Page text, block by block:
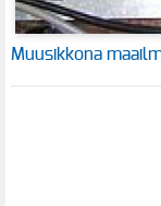
Muusikkona